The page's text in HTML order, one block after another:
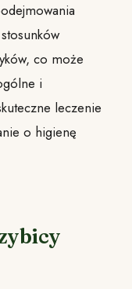
co może
i
leczenie
o higienę